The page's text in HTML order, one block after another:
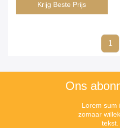
Krijg Beste Prijs
1
Ons
Lorem sum
zomaar
tekst.